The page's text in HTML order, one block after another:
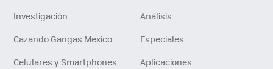
Investigación
Análisis
Cazando Gangas Mexico
Especiales
Celulares y Smartphones
Aplicaciones